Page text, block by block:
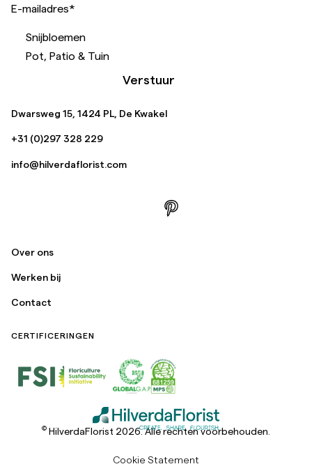
E-mailadres*
Snijbloemen
Pot, Patio & Tuin
Verstuur
Dwarsweg 15, 1424 PL, De Kwakel
+31 (0)297 328 229
info@hilverdaflorist.com
Over ons
Werken bij
Contact
CERTIFICERINGEN
© HilverdaFlorist 2026. Alle rechten voorbehouden.
Cookie Statement